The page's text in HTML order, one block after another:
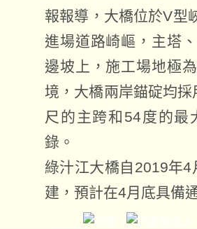
報報導，大橋位於V型
進場道路崎嶇，主塔
邊坡上，施工場地極
境，大橋兩岸錨碇均
尺的主跨和54度的最
錄。
綠汁江大橋自2019年
建，預計在4月底具備